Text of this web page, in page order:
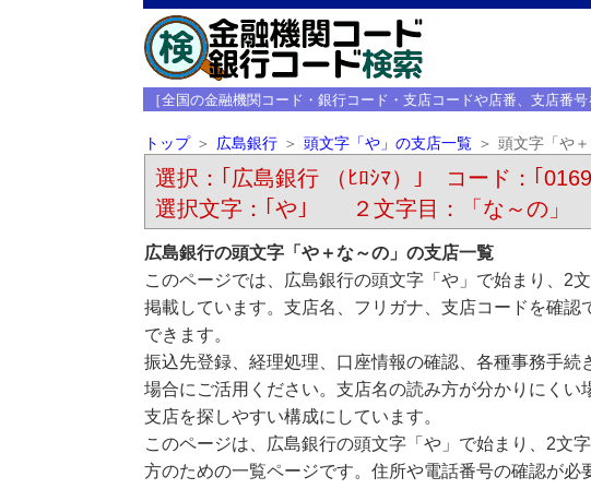
［全国の金融機関コード・銀行コード・支店コードや店番、支店番号
トップ 広島銀行 頭文字「や」の支店一覧 頭文字「や
選択：｢広島銀行 （ﾋﾛｼﾏ）｣ コード：｢
選択文字：｢や｣ ２文字目：「な～の」
広島銀行の頭文字「や＋な～の」の支店一覧
このページでは、広島銀行の頭文字「や」で始まり、2
掲載しています。支店名、フリガナ、支店コードを確
できます。
振込先登録、経理処理、口座情報の確認、各種事務手
場合にご活用ください。支店名の読み方が分かりにく
支店を探しやすい構成にしています。
このページは、広島銀行の頭文字「や」で始まり、2文
方のための一覧ページです。住所や電話番号の確認が